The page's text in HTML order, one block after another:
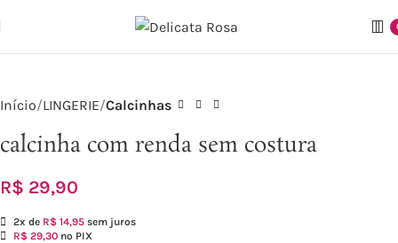
Início LINGERIE Calcinhas
calcinha com renda sem costura
R$ 29,90
2x de R$ 14,95 sem juros
R$ 29,30 no PIX